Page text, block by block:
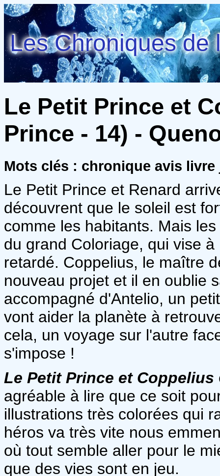
Les Chroniques de
Le Petit Prince et
Prince - 14) -
Mots clés : chronique avis
Le Petit Prince et Renard
découvrent que le soleil est
comme les habitants. Mais
du grand Coloriage, qui vise
retardé. Coppelius, le maître
nouveau projet et il en oublie
accompagné d'Antelio, un
vont aider la planète à
cela, un voyage sur l'autre
s'impose !
Le Petit Prince et Coppelius
agréable à lire que ce soit
illustrations très colorées qui
héros va très vite nous
où tout semble aller pour le
que des vies sont en jeu.